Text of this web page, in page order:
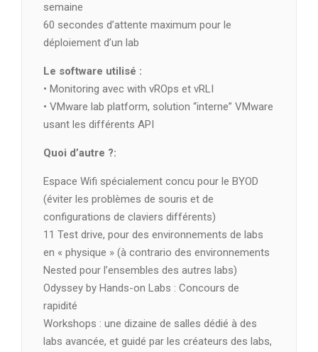
semaine
60 secondes d’attente maximum pour le
déploiement d’un lab
Le software utilisé :
• Monitoring avec with vROps et vRLI
• VMware lab platform, solution “interne” VMware
usant les différents API
Quoi d’autre ?:
Espace Wifi spécialement concu pour le BYOD
(éviter les problèmes de souris et de
configurations de claviers différents)
11 Test drive, pour des environnements de labs
en « physique » (à contrario des environnements
Nested pour l’ensembles des autres labs)
Odyssey by Hands-on Labs : Concours de
rapidité
Workshops : une dizaine de salles dédié à des
labs avancée, et guidé par les créateurs des labs,